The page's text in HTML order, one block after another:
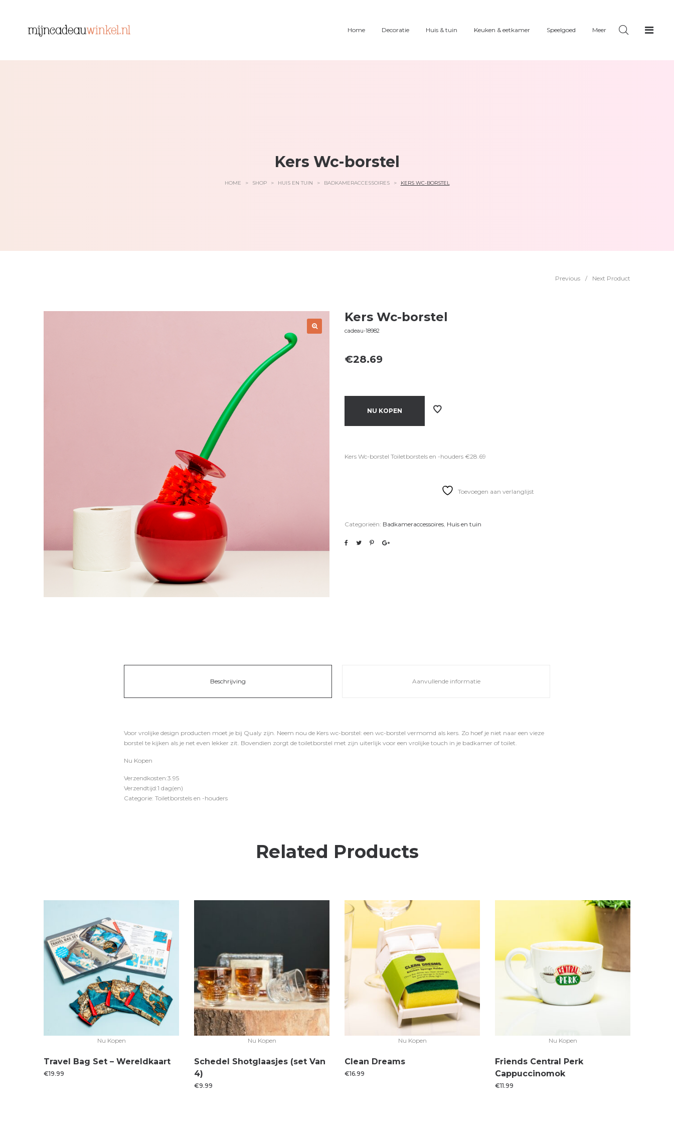
Home Decoratie Huis & tuin Keuken & eetkamer Speelgoed Meer
Kers Wc-borstel
HOME > SHOP > HUIS EN TUIN > BADKAMERACCESSOIRES > KERS WC-BORSTEL
Previous / Next Product
Kers Wc-borstel
cadeau-18982
€28.69
NU KOPEN
Kers Wc-borstel Toiletborstels en -houders €28.69
Toevoegen aan verlanglijst
Categorieën: Badkameraccessoires, Huis en tuin
Beschrijving Aanvullende informatie
Voor vrolijke design producten moet je bij Qualy zijn. Neem nou de Kers wc-borstel: een wc-borstel vermomd als kers. Zo hoef je niet naar een vieze
borstel te kijken als je net even lekker zit. Bovendien zorgt de toiletborstel met zijn uiterlijk voor een vrolijke touch in je badkamer of toilet.
Nu Kopen
Verzendkosten:3.95
Verzendtijd:1 dag(en)
Categorie: Toiletborstels en -houders
Related Products
Nu Kopen
Travel Bag Set – Wereldkaart
€19.99
Nu Kopen
Schedel Shotglaasjes (set Van
4)
€9.99
Nu Kopen
Clean Dreams
€16.99
Nu Kopen
Friends Central Perk
Cappuccinomok
€11.99